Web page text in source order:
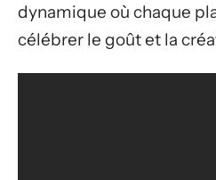
dynamique où chaque
célébrer le goût et la